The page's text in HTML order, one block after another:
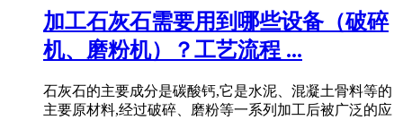
加工石灰石需要用到哪些设备（破碎
机、磨粉机）？工艺流程 ...
石灰石的主要成分是碳酸钙,它是水泥、混凝土骨料等的
主要原材料,经过破碎、磨粉等一系列加工后被广泛的应